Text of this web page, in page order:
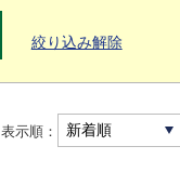
絞り込み解除
表示順：